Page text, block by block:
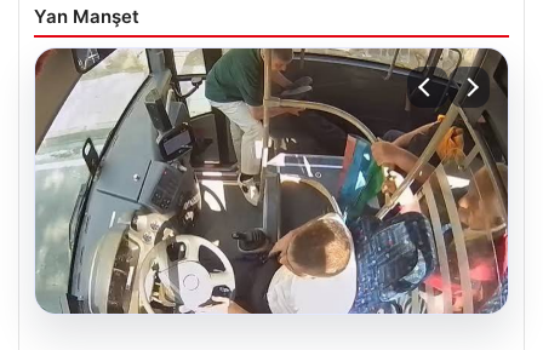
Yan Manşet